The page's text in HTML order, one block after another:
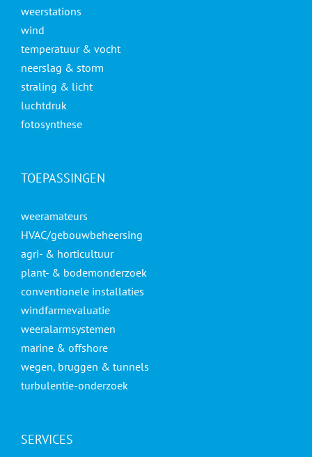
weerstations
wind
temperatuur & vocht
neerslag & storm
straling & licht
luchtdruk
fotosynthese
TOEPASSINGEN
weeramateurs
HVAC/gebouwbeheersing
agri- & horticultuur
plant- & bodemonderzoek
conventionele installaties
windfarmevaluatie
weeralarmsystemen
marine & offshore
wegen, bruggen & tunnels
turbulentie-onderzoek
SERVICES